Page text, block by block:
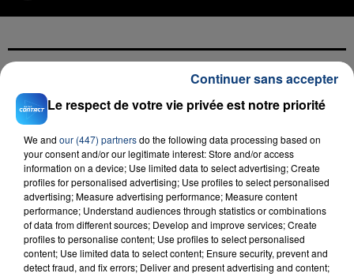
FIL D'ACTU
23 juillet 2026
INCENDIE MORTEL À LENS : UNE FEMME ET
Le respect de votre vie privée est notre priorité
We and our (447) partnersdo the following data processing based on
your consent and/or our legitimate interest: Store and/or access
information on a device; Use limited data to select advertising; Create
profiles for personalised advertising; Use profiles to select personalised
advertising; Measure advertising performance; Measure content
performance; Understand audiences through statistics or combinations
of data from different sources; Develop and improve services; Create
profiles to personalise content; Use profiles to select personalised
content; Use limited data to select content; Ensure security, prevent and
detect fraud, and fix errors; Deliver and present advertising and content;
Continuer sans accepter